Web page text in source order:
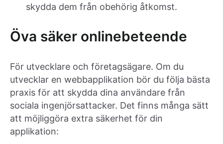
skydda dem från obehörig åtkomst.
Öva säker onlinebeteende
För utvecklare och företagsägare. Om du
utvecklar en webbapplikation bör du följa bästa
praxis för att skydda dina användare från
sociala ingenjörsattacker. Det finns många sätt
att möjliggöra extra säkerhet för din
applikation: